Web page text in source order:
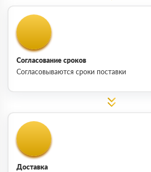
Согласование сроков
Согласовываются сроки поставки
Доставка